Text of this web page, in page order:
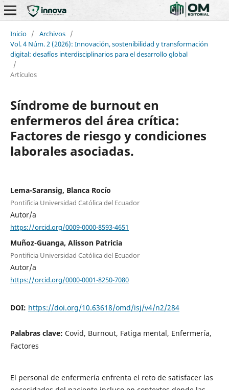
Inicio / Archivos /
Vol. 4 Núm. 2 (2026): Innovación, sostenibilidad y transformación
digital: desafíos interdisciplinarios para el desarrollo global
/
Artículos
Síndrome de burnout en
enfermeros del área crítica:
Factores de riesgo y condiciones
laborales asociadas.
Lema-Saransig, Blanca Rocío
Pontificia Universidad Católica del Ecuador
Autor/a
https://orcid.org/0009-0000-8593-4651
Muñoz-Guanga, Alisson Patricia
Pontificia Universidad Católica del Ecuador
Autor/a
https://orcid.org/0000-0001-8250-7080
DOI: https://doi.org/10.63618/omd/isj/v4/n2/284
Palabras clave: Covid, Burnout, Fatiga mental, Enfermería,
Factores
El personal de enfermería enfrenta el reto de satisfacer las